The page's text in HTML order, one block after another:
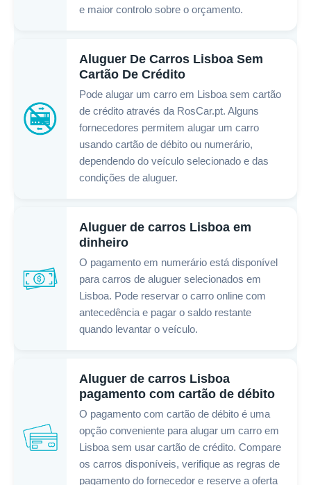
e maior controlo sobre o orçamento.
Aluguer De Carros Lisboa Sem
Cartão De Crédito
Pode alugar um carro em Lisboa sem cartão
de crédito através da RosCar.pt. Alguns
fornecedores permitem alugar um carro
usando cartão de débito ou numerário,
dependendo do veículo selecionado e das
condições de aluguer.
Aluguer de carros Lisboa em
dinheiro
O pagamento em numerário está disponível
para carros de aluguer selecionados em
Lisboa. Pode reservar o carro online com
antecedência e pagar o saldo restante
quando levantar o veículo.
Aluguer de carros Lisboa
pagamento com cartão de débito
O pagamento com cartão de débito é uma
opção conveniente para alugar um carro em
Lisboa sem usar cartão de crédito. Compare
os carros disponíveis, verifique as regras de
pagamento do fornecedor e reserve a oferta